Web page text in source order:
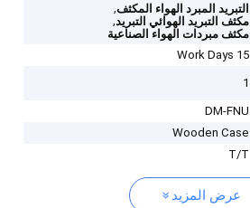
التبريد المبرد الهواء المكثف,
مكثف التبريد الهوائي التبريد,
مكثف مبردات الهواء الصناعية
15 Work Days
1
DM-FNU
Wooden Case
T/T
عرض المزيد